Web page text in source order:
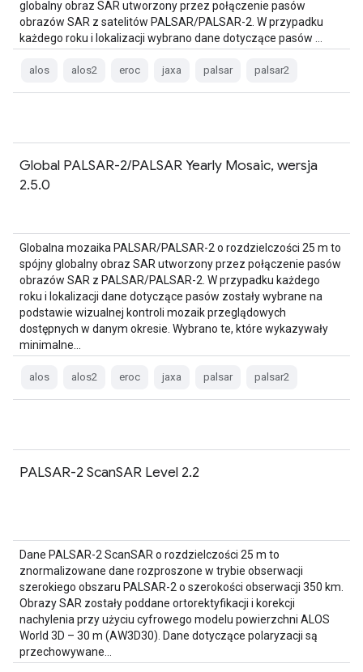
globalny obraz SAR utworzony przez połączenie pasów
obrazów SAR z satelitów PALSAR/PALSAR-2. W przypadku
każdego roku i lokalizacji wybrano dane dotyczące pasów …
alos alos2 eroc jaxa palsar palsar2
Global PALSAR-2/PALSAR Yearly Mosaic, wersja
2.5.0
Globalna mozaika PALSAR/PALSAR-2 o rozdzielczości 25 m to
spójny globalny obraz SAR utworzony przez połączenie pasów
obrazów SAR z PALSAR/PALSAR-2. W przypadku każdego
roku i lokalizacji dane dotyczące pasów zostały wybrane na
podstawie wizualnej kontroli mozaik przeglądowych
dostępnych w danym okresie. Wybrano te, które wykazywały
minimalne…
alos alos2 eroc jaxa palsar palsar2
PALSAR-2 ScanSAR Level 2.2
Dane PALSAR-2 ScanSAR o rozdzielczości 25 m to
znormalizowane dane rozproszone w trybie obserwacji
szerokiego obszaru PALSAR-2 o szerokości obserwacji 350 km.
Obrazy SAR zostały poddane ortorektyfikacji i korekcji
nachylenia przy użyciu cyfrowego modelu powierzchni ALOS
World 3D – 30 m (AW3D30). Dane dotyczące polaryzacji są
przechowywane…